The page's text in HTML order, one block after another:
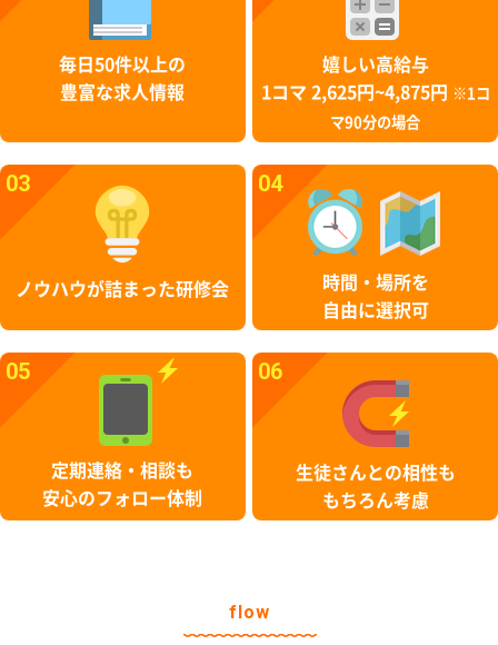
毎日50件以上の
豊富な求人情報
嬉しい高給与
1コマ 2,625円~4,875円
※1コ
マ90分の場合
03
ノウハウが詰まった研修会
04
時間・場所を
自由に選択可
05
定期連絡・相談も
安心のフォロー体制
06
生徒さんとの相性も
もちろん考慮
flow